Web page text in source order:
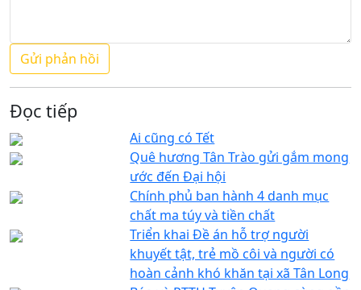
Đọc tiếp
Ai cũng có Tết
Quê hương Tân Trào gửi gắm mong
ước đến Đại hội
Chính phủ ban hành 4 danh mục
chất ma túy và tiền chất
Triển khai Đề án hỗ trợ người
khuyết tật, trẻ mồ côi và người có
hoàn cảnh khó khăn tại xã Tân Long